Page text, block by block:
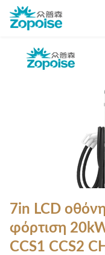
7in LCD
φόρτιση
CCS1 CCS2